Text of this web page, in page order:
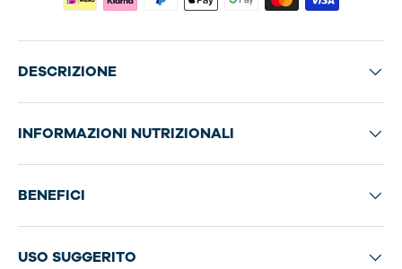
DESCRIZIONE
INFORMAZIONI NUTRIZIONALI
BENEFICI
USO SUGGERITO